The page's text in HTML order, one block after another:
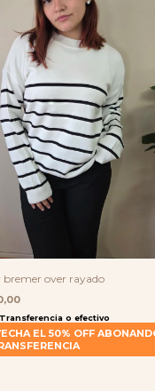
bremer over rayado